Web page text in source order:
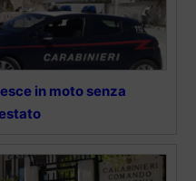
in moto senza